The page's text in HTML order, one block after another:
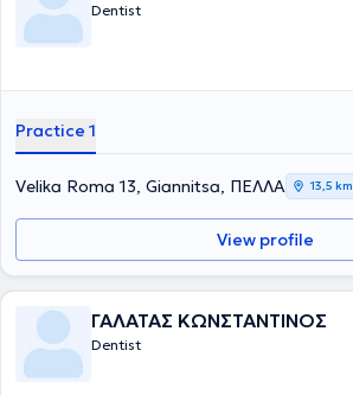
Dentist
Practice 1
Velika Roma 13, Giannitsa, ΠΕΛΛΑ 13,5 km
View profile
ΓΑΛΑΤΑΣ ΚΩΝΣΤΑΝΤΙΝΟΣ
Dentist